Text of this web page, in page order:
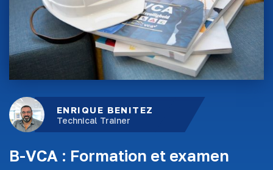
ENRIQUE BENITEZ
Technical Trainer
B-VCA : Formation et examen